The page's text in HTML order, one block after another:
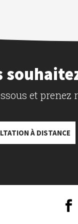
et
À DISTANCE